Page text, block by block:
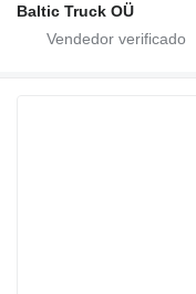
Baltic Truck OÜ